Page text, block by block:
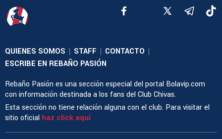
QUIENES SOMOS | STAFF | CONTACTO |
ESCRIBE EN REBAÑO PASIÓN
Rebaño Pasión es una sección especial del portal Bolavip.com
con información destinada a los fans del Club Chivas.
Esta sección no tiene relación alguna con el club. Para visitar el
sitio oficial haz click aquí